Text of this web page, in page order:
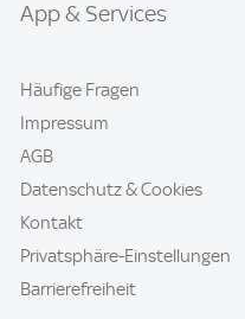
App & Services
Häufige Fragen
Impressum
AGB
Datenschutz & Cookies
Kontakt
Privatsphäre-Einstellungen
Barrierefreiheit